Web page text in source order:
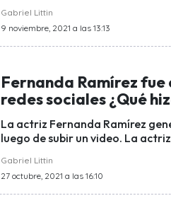
Gabriel Littin
9 noviembre, 2021 a las 13:13
Fernanda Ramírez
redes sociales ¿Qué
La actriz Fernanda Ramírez
luego de subir un video. La
Gabriel Littin
27 octubre, 2021 a las 16:10